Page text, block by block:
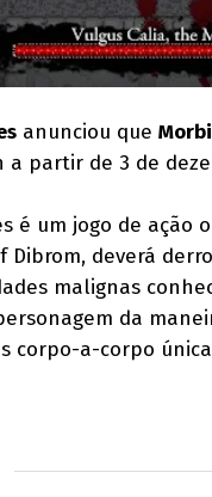
anunciou que
a partir de 3 de
é um jogo de
deverá
malignas
da
corpo-a-corpo